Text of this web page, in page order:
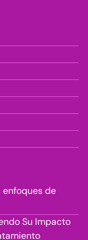
enfoques de
Su Impacto